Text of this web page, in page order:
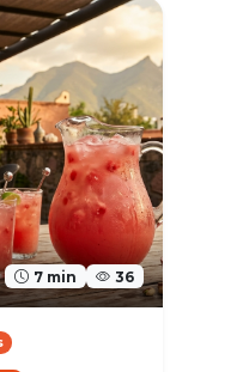
7 min 36